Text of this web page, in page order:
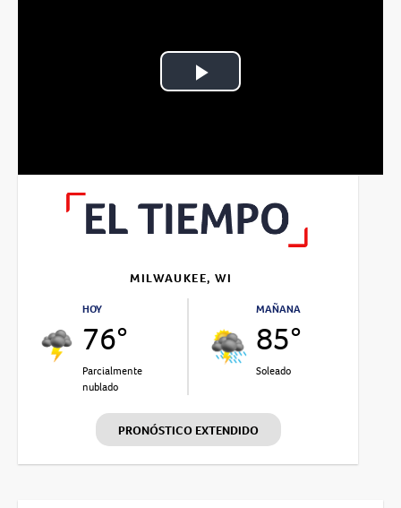
Play
MILWAUKEE, WI
HOY
76°
Parcialmente
nublado
MAÑANA
85°
Soleado
PRONÓSTICO EXTENDIDO